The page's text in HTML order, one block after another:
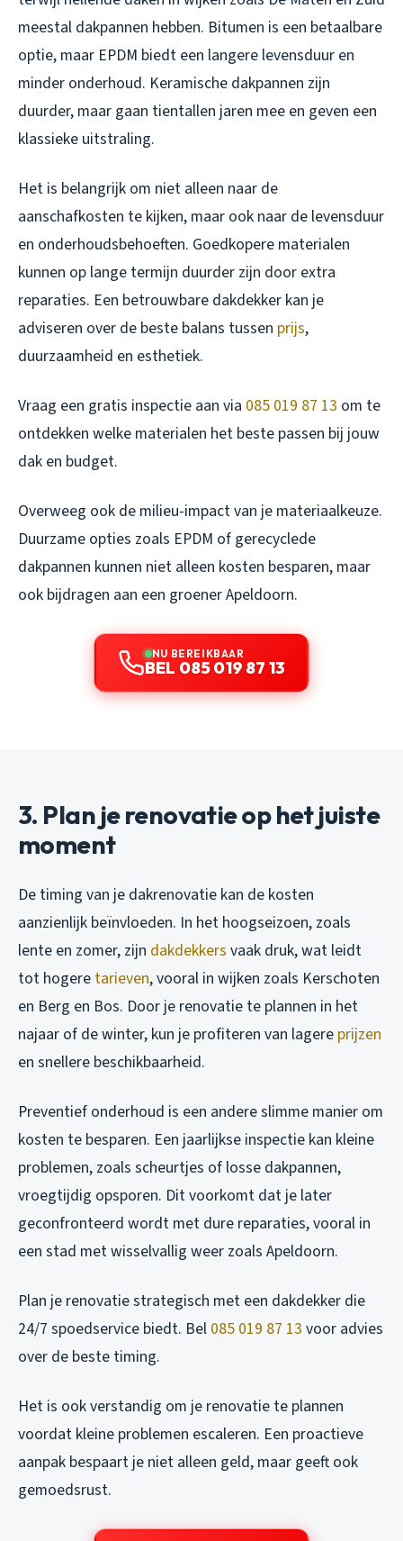
meestal dakpannen hebben. Bitumen is een betaalbare
optie, maar EPDM biedt een langere levensduur en
minder onderhoud. Keramische dakpannen zijn
duurder, maar gaan tientallen jaren mee en geven een
klassieke uitstraling.
Het is belangrijk om niet alleen naar de
aanschafkosten te kijken, maar ook naar de levensduur
en onderhoudsbehoeften. Goedkopere materialen
kunnen op lange termijn duurder zijn door extra
reparaties. Een betrouwbare dakdekker kan je
adviseren over de beste balans tussen prijs,
duurzaamheid en esthetiek.
Vraag een gratis inspectie aan via 085 019 87 13 om te
ontdekken welke materialen het beste passen bij jouw
dak en budget.
Overweeg ook de milieu-impact van je materiaalkeuze.
Duurzame opties zoals EPDM of gerecyclede
dakpannen kunnen niet alleen kosten besparen, maar
ook bijdragen aan een groener Apeldoorn.
NU BEREIKBAAR
BEL 085 019 87 13
3. Plan je renovatie op het juiste
moment
De timing van je dakrenovatie kan de kosten
aanzienlijk beïnvloeden. In het hoogseizoen, zoals
lente en zomer, zijn dakdekkers vaak druk, wat leidt
tot hogere tarieven, vooral in wijken zoals Kerschoten
en Berg en Bos. Door je renovatie te plannen in het
najaar of de winter, kun je profiteren van lagere prijzen
en snellere beschikbaarheid.
Preventief onderhoud is een andere slimme manier om
kosten te besparen. Een jaarlijkse inspectie kan kleine
problemen, zoals scheurtjes of losse dakpannen,
vroegtijdig opsporen. Dit voorkomt dat je later
geconfronteerd wordt met dure reparaties, vooral in
een stad met wisselvallig weer zoals Apeldoorn.
Plan je renovatie strategisch met een dakdekker die
24/7 spoedservice biedt. Bel 085 019 87 13 voor advies
over de beste timing.
Het is ook verstandig om je renovatie te plannen
voordat kleine problemen escaleren. Een proactieve
aanpak bespaart je niet alleen geld, maar geeft ook
gemoedsrust.